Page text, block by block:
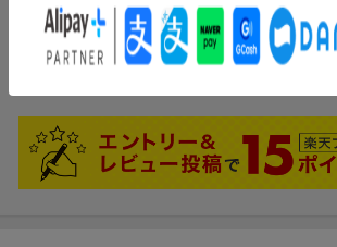
まだレビューがありません。
電子書籍版のレビューを見る